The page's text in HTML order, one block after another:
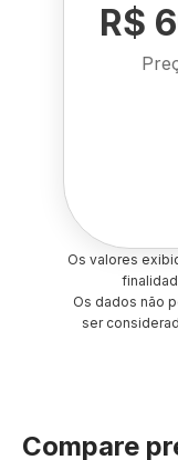
R$
Os valores
Os dados não
ser
Compare